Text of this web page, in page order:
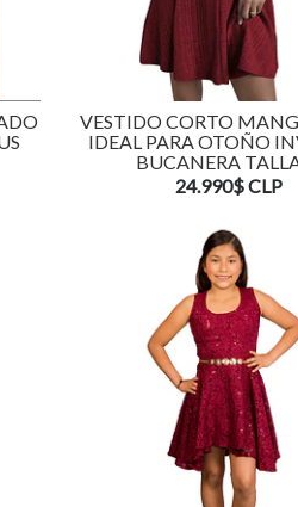
VESTIDO CORTO
IDEAL PARA OTOÑO
BUCANERA
24.990$ CLP